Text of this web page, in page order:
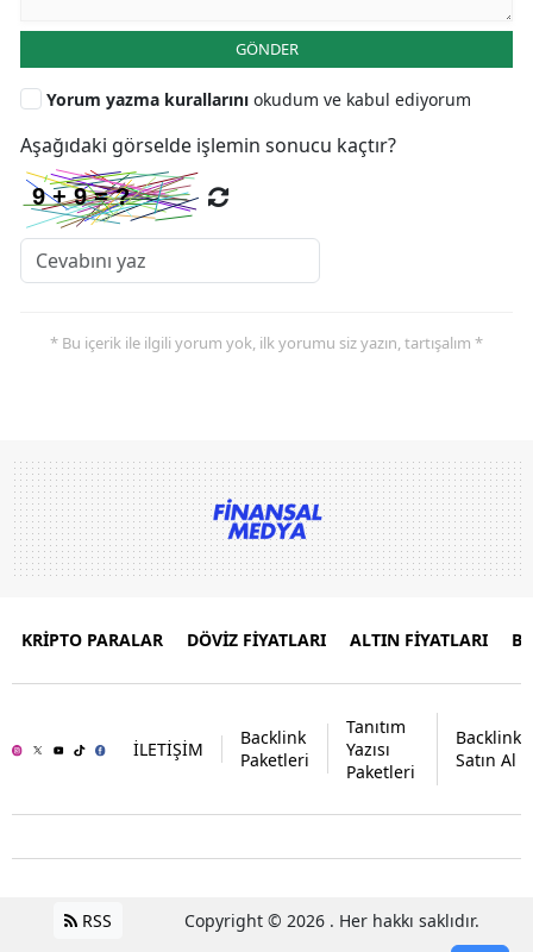
GÖNDER
Yorum yazma kurallarını okudum ve kabul ediyorum
Aşağıdaki görselde işlemin sonucu kaçtır?
* Bu içerik ile ilgili yorum yok, ilk yorumu siz yazın, tartışalım *
KRİPTO PARALAR DÖVİZ FİYATLARI ALTIN FİYATLARI
İLETİŞİM
Backlink
Paketleri
Tanıtım
Yazısı
Paketleri
Backlink
Satın Al
RSS Copyright © 2026 . Her hakkı saklıdır.